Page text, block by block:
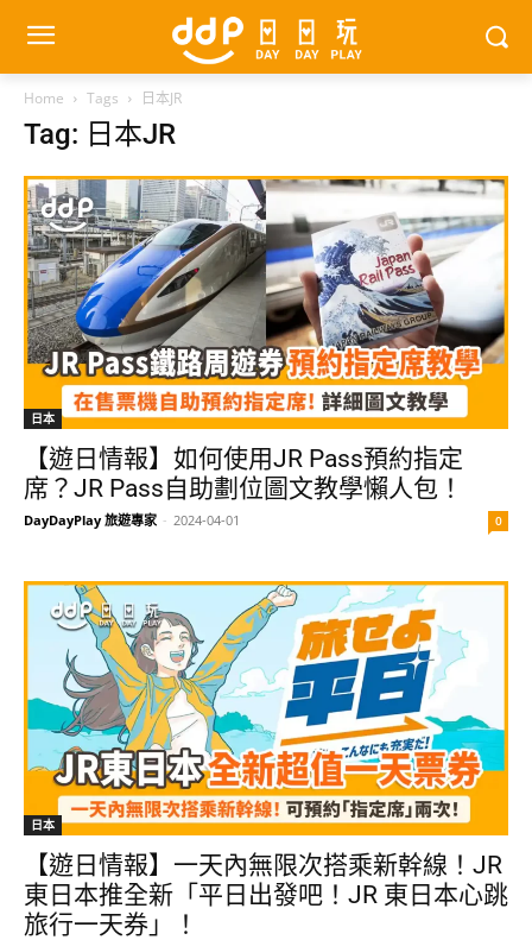
Home Tags 日本JR
Tag: 日本JR
日本
【遊日情報】如何使用JR Pass預約指定
席？JR Pass自助劃位圖文教學懶人包！
DayDayPlay 旅遊專家 - 2024-04-01 0
日本
【遊日情報】一天內無限次搭乘新幹線！JR
東日本推全新「平日出發吧！JR 東日本心跳
旅行一天券」！